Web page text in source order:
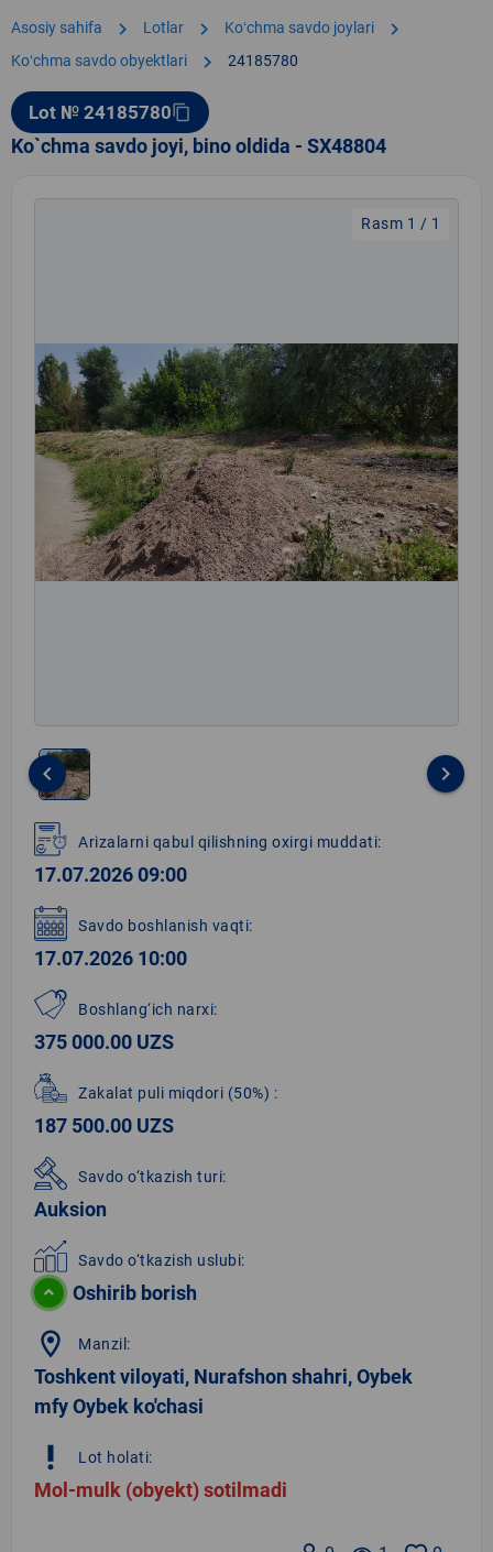
Asosiy sahifa chevron_right Lotlar chevron_right Koʻchma savdo joylari chevron_right
Koʻchma savdo obyektlari chevron_right 24185780
Lot № 24185780content_copy
Ko`chma savdo joyi, bino oldida - SX48804
Rasm 1 / 1
1
of
1
keyboard_arrow_left keyboard_arrow_right
Arizalarni qabul qilishning oxirgi muddati:
17.07.2026 09:00
Savdo boshlanish vaqti:
17.07.2026 10:00
Boshlang‘ich narxi:
375 000.00 UZS
Zakalat puli miqdori (50%) :
187 500.00 UZS
Savdo o‘tkazish turi:
Auksion
Savdo o‘tkazish uslubi:
Oshirib borish
location_on Manzil:
Toshkent viloyati, Nurafshon shahri, Oybek
mfy Oybek ko'chasi
priority_high Lot holati:
Mol-mulk (obyekt) sotilmadi